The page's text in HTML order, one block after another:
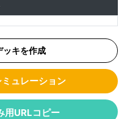
ッキを作成
ュレーション
用URLコピー